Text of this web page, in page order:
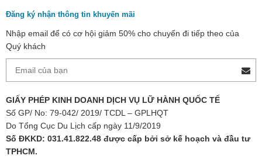
Đăng ký nhận thông tin khuyến mãi
Nhập email để có cơ hội giảm 50% cho chuyến đi tiếp theo của
Quý khách
GIẤY PHÉP KINH DOANH DỊCH VỤ LỮ HÀNH QUỐC TẾ
Số GP/ No: 79-042/ 2019/ TCDL – GPLHQT
Do Tổng Cục Du Lịch cấp ngày 11/9/2019
Số ĐKKD: 031.41.822.48 được cấp bởi sở kế hoạch và đầu tư
TPHCM.